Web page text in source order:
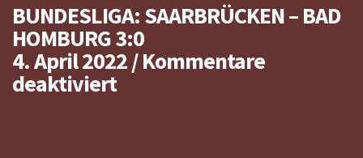
BUNDESLIGA: SAARBRÜCKEN – BAD
HOMBURG 3:0
4. April 2022/Kommentare
deaktiviertfür